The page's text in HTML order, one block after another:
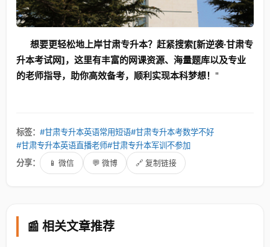
想要更轻松地上岸甘肃专升本？赶紧搜索[新逆袭·甘肃专
升本考试网]，这里有丰富的网课资源、海量题库以及专业
的老师指导，助你高效备考，顺利实现本科梦想！ "
标签： #甘肃专升本英语常用短语#甘肃专升本考数学不好
#甘肃专升本英语直播老师#甘肃专升本军训不参加
分享：
📱 微信 💬 微博 🔗 复制链接
📰 相关文章推荐